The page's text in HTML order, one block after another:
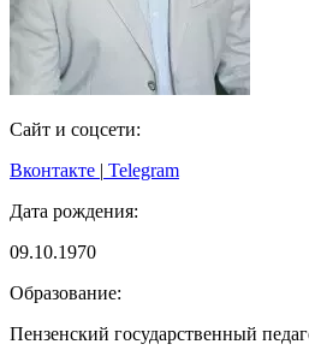
Сайт и соцсети:
Вконтакте | Telegram
Дата рождения:
09.10.1970
Образование:
Пензенский государственный